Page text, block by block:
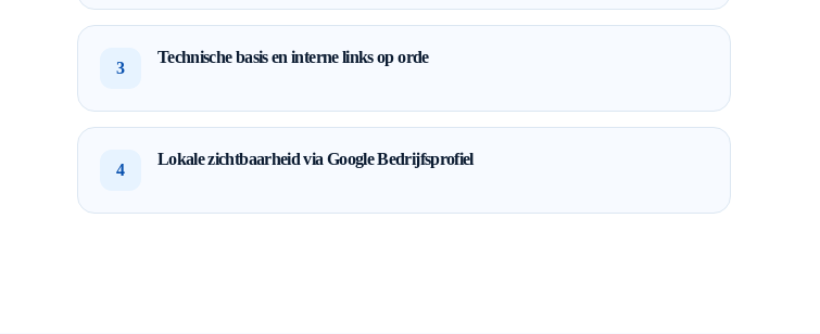
3
Technische basis en interne links op orde
4
Lokale zichtbaarheid via Google Bedrijfsprofiel